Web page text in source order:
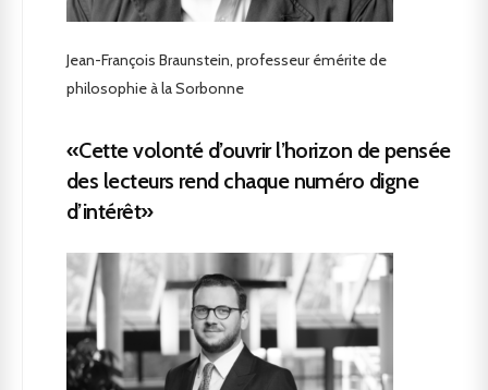
Jean-François Braunstein, professeur émérite de
philosophie à la Sorbonne
«Cette volonté d’ouvrir l’horizon de pensée
des lecteurs rend chaque numéro digne
d’intérêt»